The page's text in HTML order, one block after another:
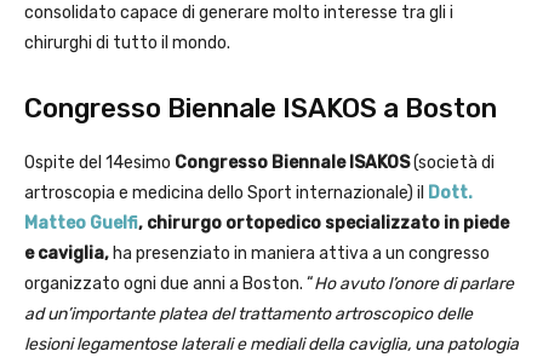
consolidato capace di generare molto interesse tra gli i
chirurghi di tutto il mondo.
Congresso Biennale ISAKOS a Boston
Ospite del 14esimo Congresso Biennale ISAKOS(società di
artroscopia e medicina dello Sport internazionale) il Dott.
Matteo Guelfi, chirurgo ortopedico specializzato in piede
e caviglia,ha presenziato in maniera attiva a un congresso
organizzato ogni due anni a Boston. “Ho avuto l’onore di parlare
ad un’importante platea del trattamento artroscopico delle
lesioni legamentose laterali e mediali della caviglia, una patologia